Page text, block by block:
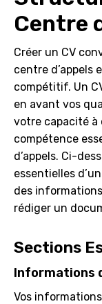
Centre
Créer un CV
centre d’appels
compétitif. Un
en avant vos
votre capacité à
compétence
d’appels. Ci-
essentielles
des
rédiger un
Sections
Informations
Vos